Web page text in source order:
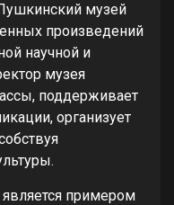
музей
произведений
научной и
музея
поддерживает
организует
примером